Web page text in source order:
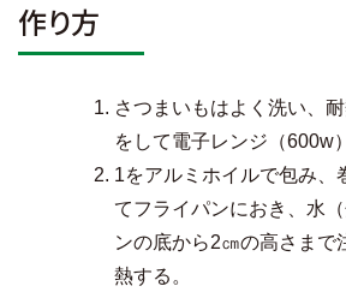
作り方
さつまいもはよく洗い、
をして電子レンジ（600w
1をアルミホイルで包み、
てフライパンにおき、水
ンの底から2㎝の高さまで
熱する。